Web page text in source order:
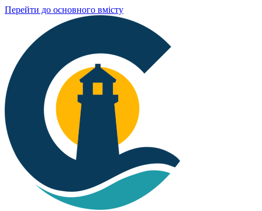
Перейти до основного вмісту